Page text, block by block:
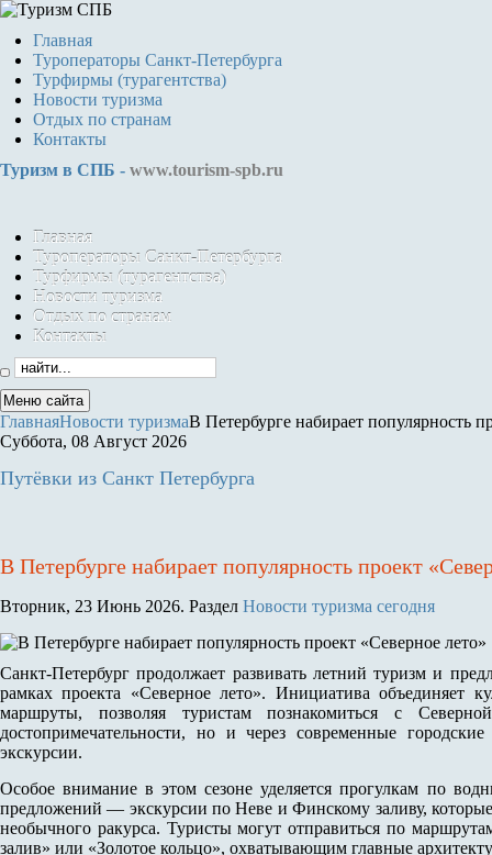
Главная
Туроператоры Санкт-Петербурга
Турфирмы (турагентства)
Новости туризма
Отдых по странам
Контакты
Туризм в СПБ - www.tourism-spb.ru
Главная
Туроператоры Санкт-Петербурга
Турфирмы (турагентства)
Новости туризма
Отдых по странам
Контакты
Меню сайта
ГлавнаяНовости туризмаВ Петербурге набирает популярность
Суббота, 08 Август 2026
Путёвки из Санкт Петербурга
В Петербурге набирает популярность проект
Вторник, 23 Июнь 2026. Раздел Новости туризма сегодня
Санкт-Петербург продолжает развивать летний туризм и
рамках проекта «Северное лето». Инициатива объединяет
маршруты, позволяя туристам познакомиться с
достопримечательности, но и через современные
экскурсии.
Особое внимание в этом сезоне уделяется прогулкам по
предложений — экскурсии по Неве и Финскому заливу,
необычного ракурса. Туристы могут отправиться по
залив» или «Золотое кольцо», охватывающим главные